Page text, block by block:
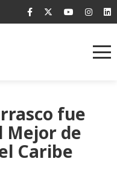
fue
Mejor de
Caribe